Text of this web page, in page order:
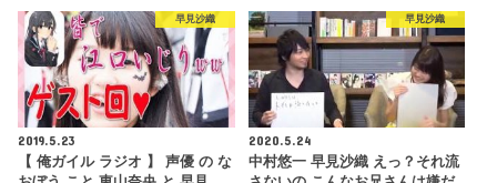
早見沙織
2019.5.23
【 俺ガイル ラジオ 】 声優 の な
早見沙織
2020.5.24
中村悠一 早見沙織 えっ？それ流